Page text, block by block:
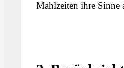
Mahlzeiten ihre Sinne